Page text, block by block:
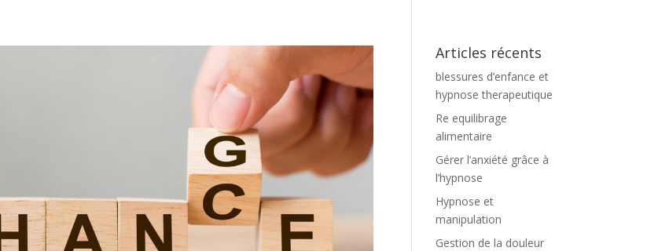
Articles récents
blessures d’enfance et
hypnose therapeutique
Re equilibrage
alimentaire
Gérer l’anxiété grâce à
l’hypnose
Hypnose et
manipulation
Gestion de la douleur